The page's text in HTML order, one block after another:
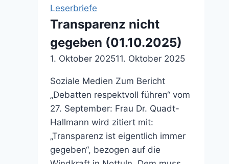
(25.11.2025)
Leserbriefe
Transparenz nicht
gegeben (01.10.2025)
1. Oktober 202511. Oktober 2025
Soziale Medien Zum Bericht
„Debatten respektvoll führen“ vom
27. September: Frau Dr. Quadt-
Hallmann wird zitiert mit:
„Transparenz ist eigentlich immer
gegeben“, bezogen auf die